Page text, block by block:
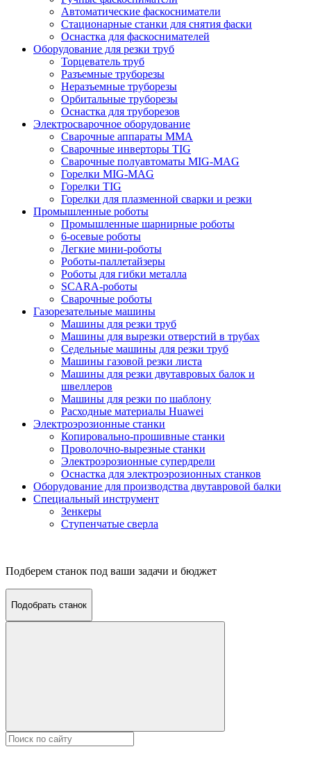
Автоматические фаскосниматели
Стационарные станки для снятия фаски
Оснастка для фаскоснимателей
Оборудование для резки труб
Торцеватель труб
Разъемные труборезы
Неразъемные труборезы
Орбитальные труборезы
Оснастка для труборезов
Электросварочное оборудование
Сварочные аппараты MMA
Сварочные инверторы TIG
Сварочные полуавтоматы MIG-MAG
Горелки MIG-MAG
Горелки TIG
Горелки для плазменной сварки и резки
Промышленные роботы
Промышленные шарнирные роботы
6-осевые роботы
Легкие мини-роботы
Роботы-паллетайзеры
Роботы для гибки металла
SCARA-роботы
Сварочные роботы
Газорезательные машины
Машины для резки труб
Машины для вырезки отверстий в трубах
Седельные машины для резки труб
Машины газовой резки листа
Машины для резки двутавровых балок и
швеллеров
Машины для резки по шаблону
Расходные материалы Huawei
Электроэрозионные станки
Копировально-прошивные станки
Проволочно-вырезные станки
Электроэрозионные супердрели
Оснастка для электроэрозионных станков
Оборудование для производства двутавровой балки
Специальный инструмент
Зенкеры
Ступенчатые сверла
Подберем станок под ваши задачи и бюджет
Подобрать станок